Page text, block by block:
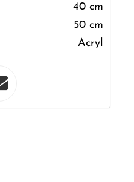
40 cm
50 cm
Acryl